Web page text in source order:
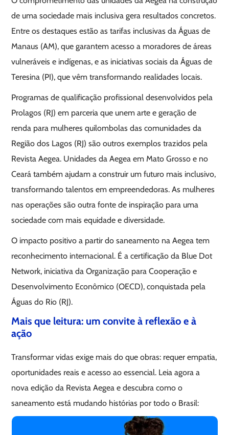
de uma sociedade mais inclusiva gera resultados concretos.
Entre os destaques estão as tarifas inclusivas da Águas de
Manaus (AM), que garantem acesso a moradores de áreas
vulneráveis e indígenas, e as iniciativas sociais da Águas de
Teresina (PI), que vêm transformando realidades locais.
Programas de qualificação profissional desenvolvidos pela
Prolagos (RJ) em parceria que unem arte e geração de
renda para mulheres quilombolas das comunidades da
Região dos Lagos (RJ) são outros exemplos trazidos pela
Revista Aegea. Unidades da Aegea em Mato Grosso e no
Ceará também ajudam a construir um futuro mais inclusivo,
transformando talentos em empreendedoras. As mulheres
nas operações são outra fonte de inspiração para uma
sociedade com mais equidade e diversidade.
O impacto positivo a partir do saneamento na Aegea tem
reconhecimento internacional. É a certificação da Blue Dot
Network, iniciativa da Organização para Cooperação e
Desenvolvimento Econômico (OECD), conquistada pela
Águas do Rio (RJ).
Mais que leitura: um convite à reflexão e à
ação
Transformar vidas exige mais do que obras: requer empatia,
oportunidades reais e acesso ao essencial. Leia agora a
nova edição da Revista Aegea e descubra como o
saneamento está mudando histórias por todo o Brasil: